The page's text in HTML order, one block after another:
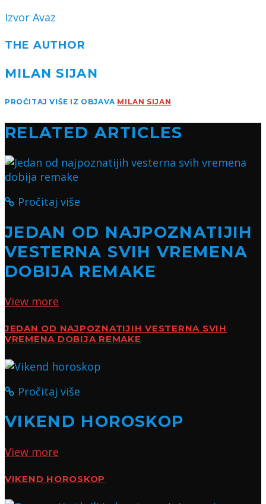
Izvor Avaz
THE AUTHOR
MILAN SIJAN
PROČITAJ VIŠE IZ OBJAVA MILAN SIJAN
RELATED ARTICLES
Pročitaj više
JEDAN OD NAJPOZNATIJIH
VESTERNA SVIH VREMENA
DOBIJA REMAKE
View more
JEDAN OD NAJPOZNATIJIH VESTERNA SVIH
VREMENA DOBIJA REMAKE
Pročitaj više
VIKEND HOROSKOP
View more
VIKEND HOROSKOP